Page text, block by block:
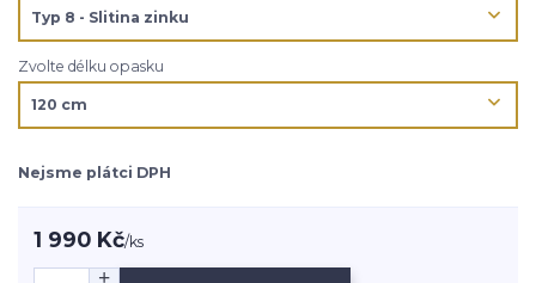
Zvolte délku opasku
Nejsme plátci DPH
1 990 Kč/ks